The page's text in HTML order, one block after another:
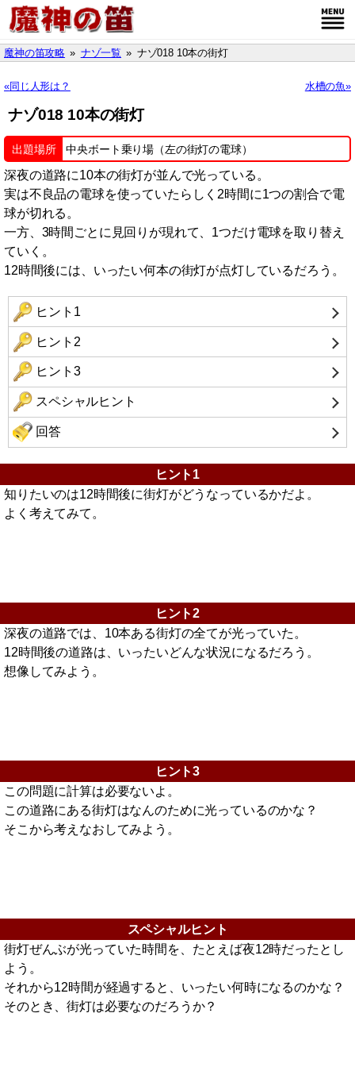
魔神の笛攻略 ナゾ一覧 ナゾ018 10本の街灯
同じ人形は？ 水槽の魚
ナゾ018 10本の街灯
出題場所 中央ボート乗り場（左の街灯の電球）
深夜の道路に10本の街灯が並んで光っている。
実は不良品の電球を使っていたらしく2時間に1つの割合で電
球が切れる。
一方、3時間ごとに見回りが現れて、1つだけ電球を取り替え
ていく。
12時間後には、いったい何本の街灯が点灯しているだろう。
ヒント1
ヒント2
ヒント3
スペシャルヒント
回答
ヒント1
知りたいのは12時間後に街灯がどうなっているかだよ。
よく考えてみて。
ヒント2
深夜の道路では、10本ある街灯の全てが光っていた。
12時間後の道路は、いったいどんな状況になるだろう。
想像してみよう。
ヒント3
この問題に計算は必要ないよ。
この道路にある街灯はなんのために光っているのかな？
そこから考えなおしてみよう。
スペシャルヒント
街灯ぜんぶが光っていた時間を、たとえば夜12時だったとし
よう。
それから12時間が経過すると、いったい何時になるのかな？
そのとき、街灯は必要なのだろうか？